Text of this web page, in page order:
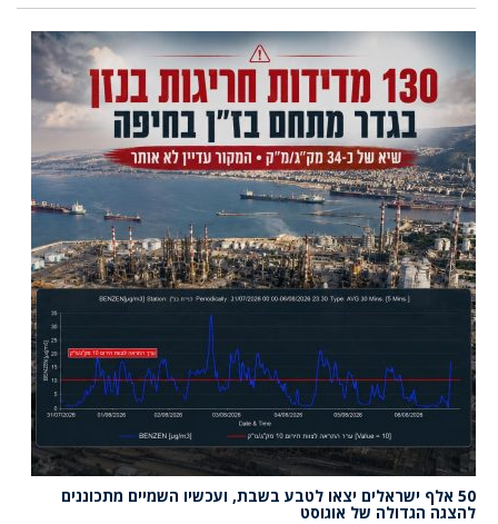
50 אלף ישראלים יצאו לטבע בשבת, ועכשיו השמיים מתכוננים
להצגה הגדולה של אוגוסט